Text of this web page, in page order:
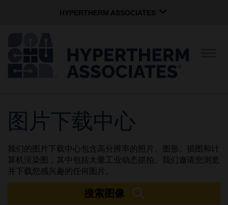
HYPERTHERM ASSOCIATES
Hypertherm海宝等离子
OMAX 水刀
公司简介
企业文化
图片下载中心
我们的图片下载中心包含高分辨率的照片、图形、插图和计
算机渲染图，其中包括大量工业动态抓拍。我们邀请您浏览
并下载您感兴趣的任何图片。
搜索图像